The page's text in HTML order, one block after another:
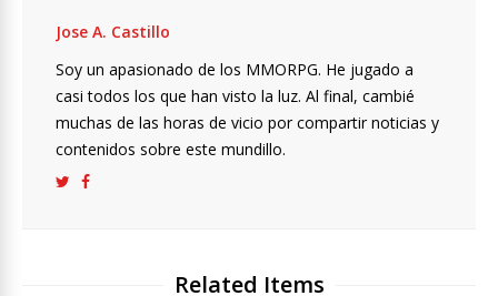
Jose A. Castillo
Soy un apasionado de los MMORPG. He jugado a
casi todos los que han visto la luz. Al final, cambié
muchas de las horas de vicio por compartir noticias y
contenidos sobre este mundillo.
Related Items